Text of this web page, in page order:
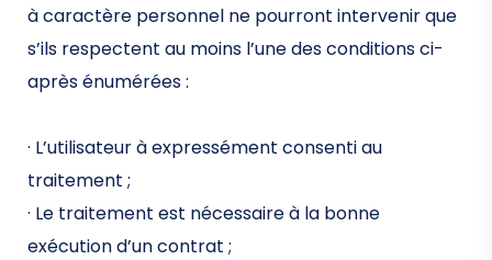
à caractère personnel ne pourront intervenir que
s’ils respectent au moins l’une des conditions ci-
après énumérées :
· L’utilisateur à expressément consenti au
traitement ;
· Le traitement est nécessaire à la bonne
exécution d’un contrat ;